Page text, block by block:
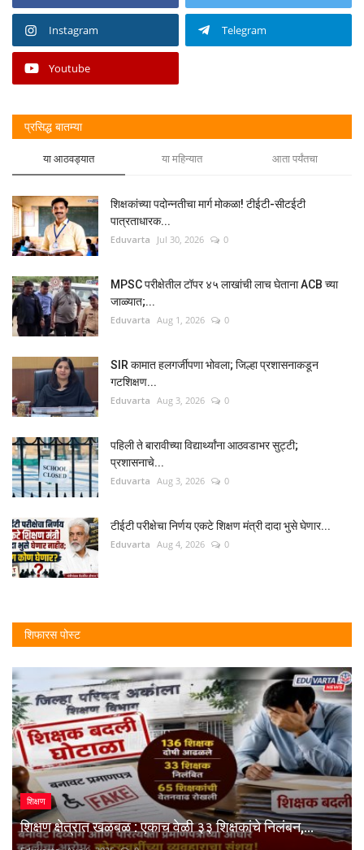
Instagram Telegram
Youtube
प्रसिद्ध बातम्या
या आठवड्यात या महिन्यात आता पर्यंतचा
शिक्षकांच्या पदोन्नतीचा मार्ग मोकळा! टीईटी-सीटईटी
पात्रताधारक...
Eduvarta Jul 30, 2026 0
MPSC परीक्षेतील टॉपर ४५ लाखांची लाच घेताना ACB च्या
जाळ्यात;...
Eduvarta Aug 1, 2026 0
SIR कामात हलगर्जीपणा भोवला; जिल्हा प्रशासनाकडून
गटशिक्षण...
Eduvarta Aug 3, 2026 0
पहिली ते बारावीच्या विद्यार्थ्यांना आठवडाभर सुट्टी;
प्रशासनाचे...
Eduvarta Aug 3, 2026 0
टीईटी परीक्षेचा निर्णय एकटे शिक्षण मंत्री दादा भुसे घेणार...
Eduvarta Aug 4, 2026 0
शिफारस पोस्ट
शिक्षण
शिक्षण क्षेत्रात खळबळ : एकाच वेळी ३३ शिक्षकांचे निलंबन,...